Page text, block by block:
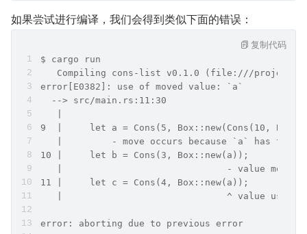
如果尝试进行编译，我们会得到类似下面的错误：
$ cargo run
Compiling cons-list v0.1.0 (file:///projects/
error[E0382]: use of moved value: `a`
  --> src/main.rs:11:30
9  |     let a = Cons(5, Box::new(Cons(10,
|         - move occurs because `a` has type
10 |     let b = Cons(3, Box::new(a));
|                              - value moved
11 |     let c = Cons(4, Box::new(a));
|                              ^ value used
error: aborting due to previous error
复制代码